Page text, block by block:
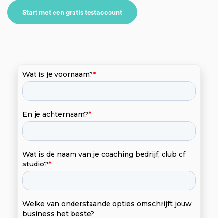
Coach Community
Start met een gratis testaccount